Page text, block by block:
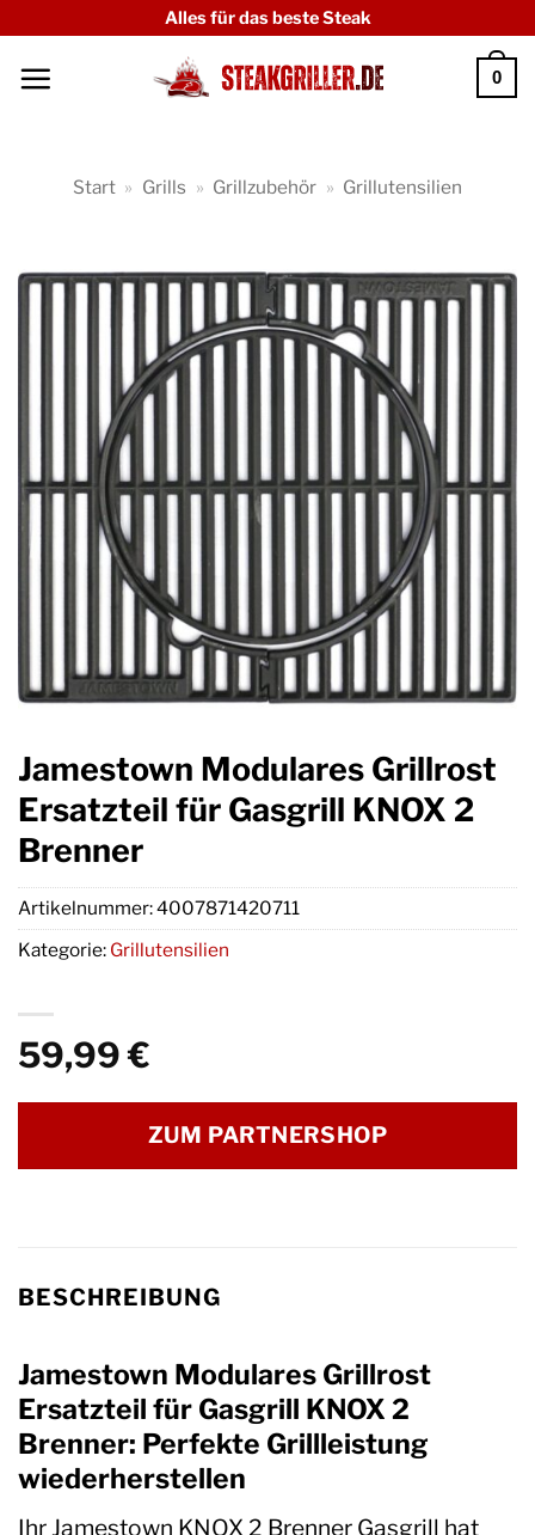
springen
Alles für das beste Steak
0
Start » Grills » Grillzubehör » Grillutensilien
Jamestown Modulares Grillrost
Ersatzteil für Gasgrill KNOX 2
Brenner
59,99€
ZUM PARTNERSHOP
Artikelnummer:4007871420711
Kategorie: Grillutensilien
BESCHREIBUNG
Jamestown Modulares Grillrost
Ersatzteil für Gasgrill KNOX 2
Brenner: Perfekte Grillleistung
wiederherstellen
Ihr Jamestown KNOX 2 Brenner Gasgrill hat